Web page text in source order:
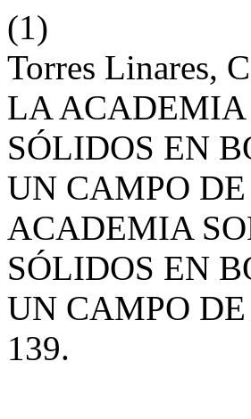
(1)
Torres Linares,
LA ACADEMIA
SÓLIDOS EN
UN CAMPO
ACADEMIA
SÓLIDOS EN
UN CAMPO
139.